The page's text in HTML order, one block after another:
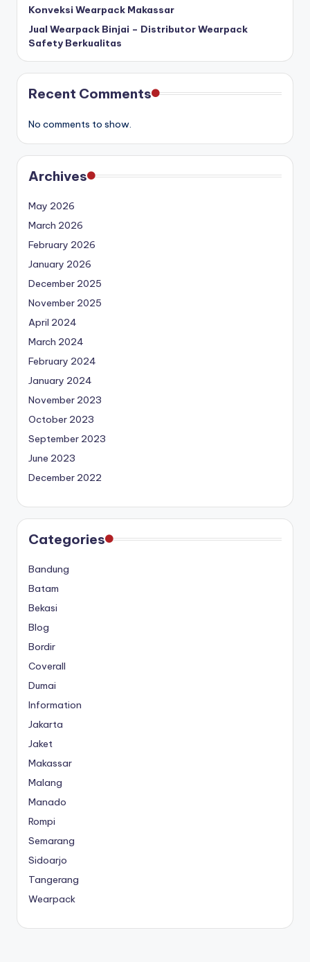
Konveksi Wearpack Makassar
Jual Wearpack Binjai – Distributor Wearpack
Safety Berkualitas
Recent Comments
No comments to show.
Archives
May 2026
March 2026
February 2026
January 2026
December 2025
November 2025
April 2024
March 2024
February 2024
January 2024
November 2023
October 2023
September 2023
June 2023
December 2022
Categories
Bandung
Batam
Bekasi
Blog
Bordir
Coverall
Dumai
Information
Jakarta
Jaket
Makassar
Malang
Manado
Rompi
Semarang
Sidoarjo
Tangerang
Wearpack